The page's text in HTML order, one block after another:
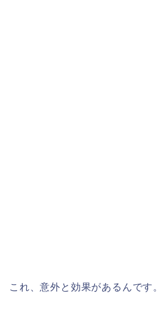
これ、意外と効果があるんです。